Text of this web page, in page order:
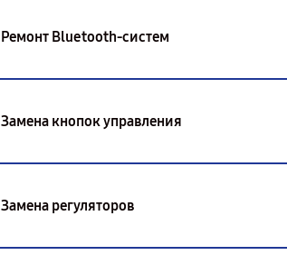
Ремонт Bluetooth-систем
Замена кнопок управления
Замена регуляторов